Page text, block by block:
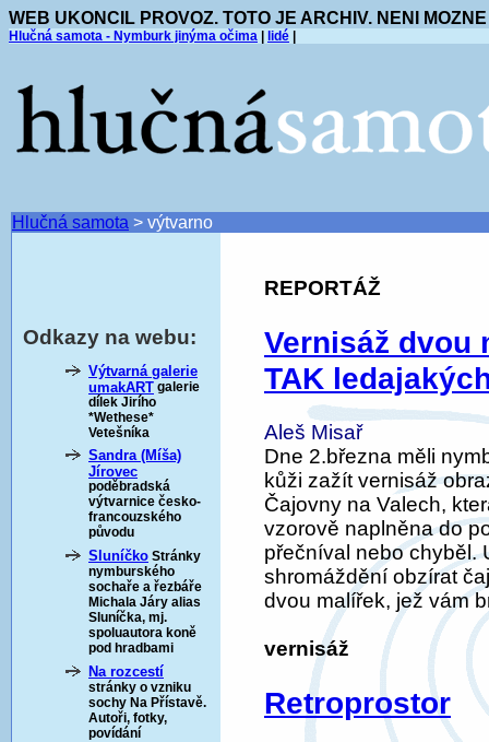
WEB UKONCIL PROVOZ. TOTO JE ARCHIV. NENI
Hlučná samota - Nymburk jinýma očima lidé
Hlučná samota > výtvarno
Odkazy na webu:
Výtvarná galerie
umakART galerie
dílek Jirího
*Wethese*
Vetešníka
Sandra (Míša)
Jírovec
poděbradská
výtvarnice česko-
francouzského
původu
Sluníčko Stránky
nymburského
sochaře a řezbáře
Michala Járy alias
Sluníčka, mj.
spoluautora koně
pod hradbami
Na rozcestí
stránky o vzniku
sochy Na Přístavě.
Autoři, fotky,
povídání
REPORTÁŽ
Vernisáž dvou
TAK
Aleš Misař
Dne 2.března měli
kůži zažít vernisáž
Čajovny na Valech,
vzorově naplněna do
přečníval nebo chyběl.
shromáždění obzírat
dvou malířek, jež vám
vernisáž
Retroprostor